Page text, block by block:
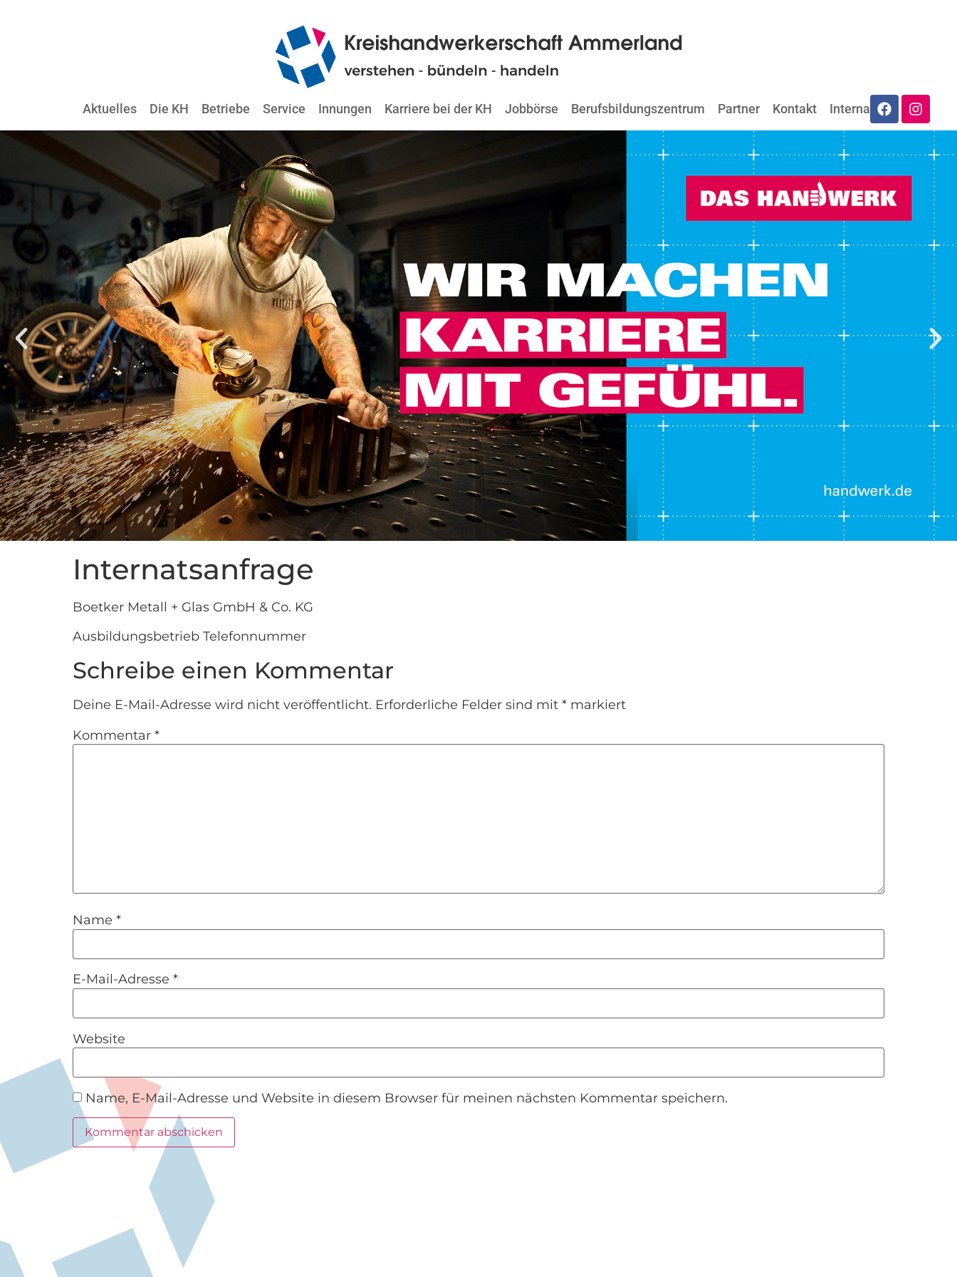
Aktuelles Die KH Betriebe Service Innungen Karriere bei der KH Jobbörse Berufsbildungszentrum Partner Kontakt Internat
Internatsanfrage
Boetker Metall + Glas GmbH & Co. KG
Ausbildungsbetrieb Telefonnummer
Schreibe einen Kommentar
Deine E-Mail-Adresse wird nicht veröffentlicht. Erforderliche Felder sind mit * markiert
Kommentar *
Name *
E-Mail-Adresse *
Website
Name, E-Mail-Adresse und Website in diesem Browser für meinen nächsten Kommentar speichern.